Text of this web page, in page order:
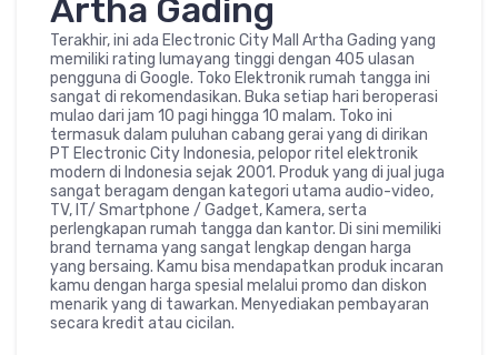
Artha Gading
Terakhir, ini ada Electronic City Mall Artha Gading yang
memiliki rating lumayang tinggi dengan 405 ulasan
pengguna di Google. Toko Elektronik rumah tangga ini
sangat di rekomendasikan. Buka setiap hari beroperasi
mulao dari jam 10 pagi hingga 10 malam. Toko ini
termasuk dalam puluhan cabang gerai yang di dirikan
PT Electronic City Indonesia, pelopor ritel elektronik
modern di Indonesia sejak 2001. Produk yang di jual juga
sangat beragam dengan kategori utama audio-video,
TV, IT/ Smartphone / Gadget, Kamera, serta
perlengkapan rumah tangga dan kantor. Di sini memiliki
brand ternama yang sangat lengkap dengan harga
yang bersaing. Kamu bisa mendapatkan produk incaran
kamu dengan harga spesial melalui promo dan diskon
menarik yang di tawarkan. Menyediakan pembayaran
secara kredit atau cicilan.